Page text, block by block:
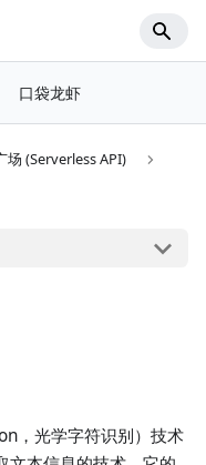
口袋龙虾
场 (Serverless API)
，光学字符识别）技术